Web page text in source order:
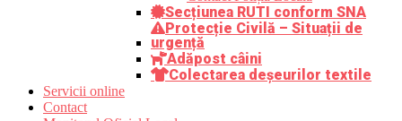
Secțiunea RUTI conform SNA
Protecție Civilă – Situații de
urgență
Adăpost câini
Colectarea deșeurilor textile
Servicii online
Contact